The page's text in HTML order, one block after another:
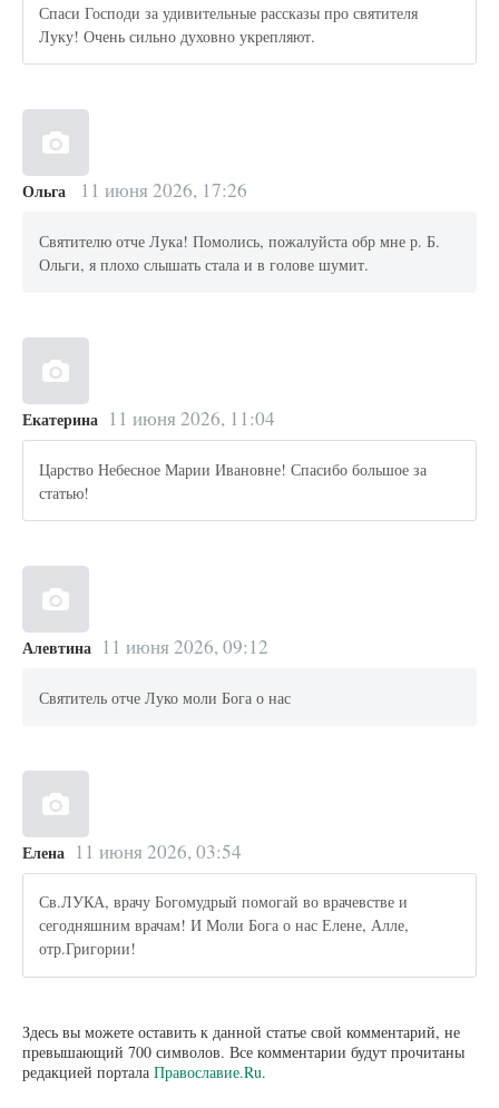
Спаси Господи за удивительные рассказы про святителя
Луку! Очень сильно духовно укрепляют.
Ольга 11 июня 2026, 17:26
Святителю отче Лука! Помолись, пожалуйста обр мне р. Б.
Ольги, я плохо слышать стала и в голове шумит.
Екатерина 11 июня 2026, 11:04
Царство Небесное Марии Ивановне! Спасибо большое за
статью!
Алевтина 11 июня 2026, 09:12
Святитель отче Луко моли Бога о нас
Елена 11 июня 2026, 03:54
Св.ЛУКА, врачу Богомудрый помогай во врачевстве и
сегодняшним врачам! И Моли Бога о нас Елене, Алле,
отр.Григории!
Здесь вы можете оставить к данной статье свой комментарий, не
превышающий 700 символов. Все комментарии будут прочитаны
редакцией портала Православие.Ru.